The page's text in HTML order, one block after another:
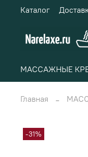
Каталог
МАССАЖНЫЕ
Главная
-31%